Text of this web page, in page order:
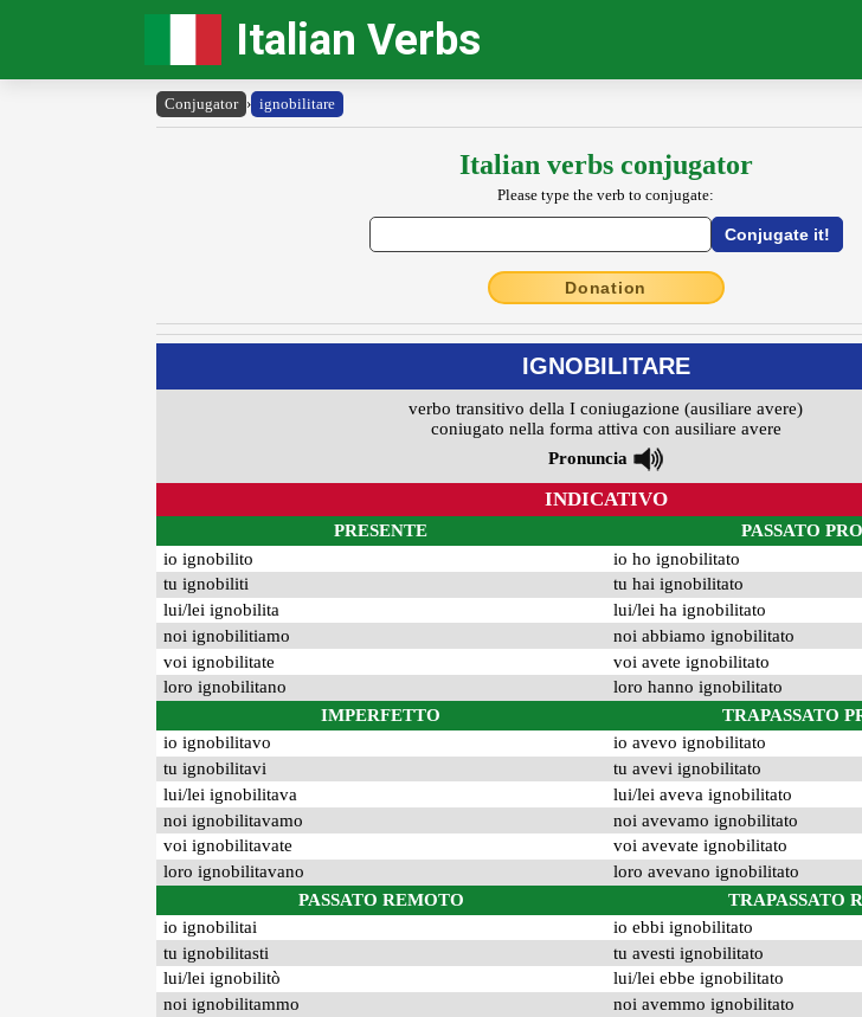
Italian Verbs
Conjugator › ignobilitare
Italian verbs conjugator
Please type the verb to conjugate:
Donation
IGNOBILITARE
verbo transitivo della I coniugazione (ausiliare avere)
coniugato nella forma attiva con ausiliare avere
Pronuncia
INDICATIVO
PRESENTE
io ignobilito
tu ignobiliti
lui/lei ignobilita
noi ignobilitiamo
voi ignobilitate
loro ignobilitano
IMPERFETTO
io ignobilitavo
tu ignobilitavi
lui/lei ignobilitava
noi ignobilitavamo
voi ignobilitavate
loro ignobilitavano
PASSATO REMOTO
io ignobilitai
tu ignobilitasti
lui/lei ignobilitò
noi ignobilitammo
PASSATO
io ho ignobilitato
tu hai ignobilitato
lui/lei ha ignobilitato
noi abbiamo ignobilitato
voi avete ignobilitato
loro hanno ignobilitato
TRAPASSATO
io avevo ignobilitato
tu avevi ignobilitato
lui/lei aveva ignobilitato
noi avevamo ignobilitato
voi avevate ignobilitato
loro avevano ignobilitato
TRAPASSATO
io ebbi ignobilitato
tu avesti ignobilitato
lui/lei ebbe ignobilitato
noi avemmo ignobilitato